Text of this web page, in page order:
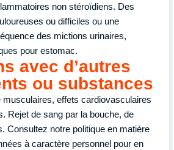
non stéroïdiens. Des
ou difficiles ou une
des mictions urinaires,
pour estomac.
avec d’autres
ou substances
musculaires, effets cardiovasculaires
Rejet de sang par la bouche, de
Consultez notre politique en matière
à caractère personnel pour en